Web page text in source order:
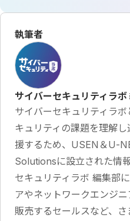
執筆者
サイバーセキュリティラボ
サイバーセキュリティラ
キュリティの課題を理解
援するため、USEN＆U-
Solutionsに設立された情
セキュリティラボ 編集部
アやネットワークエンジ
販売するセールスなど、